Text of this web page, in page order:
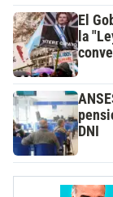
El
la
DNI